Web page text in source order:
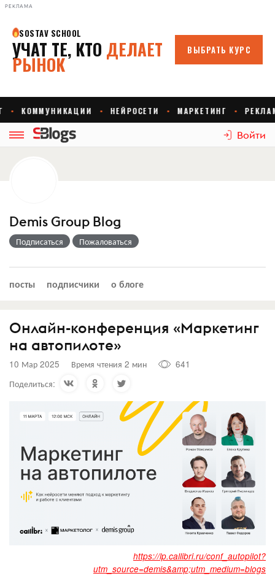
РЕКЛАМА
Войти
Demis Group Blog
Подписаться Пожаловаться
посты подписчики о блоге
Онлайн-конференция «Маркетинг
на автопилоте»
10 Мар 2025 Время чтения 2 мин
641
Поделиться:
https://lp.callibri.ru/conf_autopilot?
utm_source=demis&amp;utm_medium=blogs